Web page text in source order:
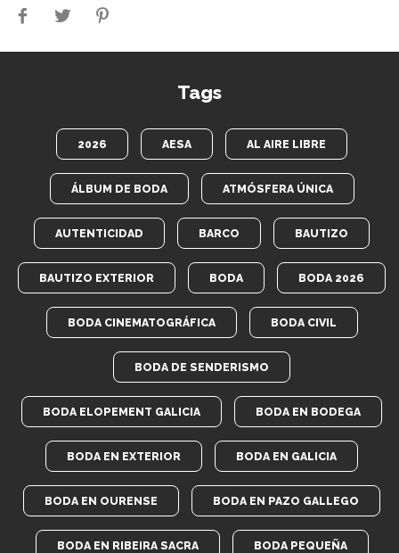
Tags
2026 AESA AL AIRE LIBRE
ÁLBUM DE BODA ATMÓSFERA ÚNICA
AUTENTICIDAD BARCO BAUTIZO
BAUTIZO EXTERIOR BODA BODA 2026
BODA CINEMATOGRÁFICA BODA CIVIL
BODA DE SENDERISMO
BODA ELOPEMENT GALICIA BODA EN BODEGA
BODA EN EXTERIOR BODA EN GALICIA
BODA EN OURENSE BODA EN PAZO GALLEGO
BODA EN RIBEIRA SACRA BODA PEQUEÑA